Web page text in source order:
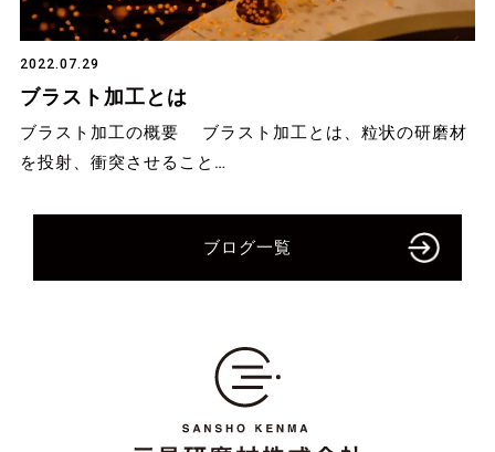
2022.07.29
ブラスト加工とは
ブラスト加工の概要 ブラスト加工とは、粒状の研磨材
を投射、衝突させること…
ブログ一覧